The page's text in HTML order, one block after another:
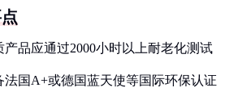
产品应通过2000小时以上耐老化测试
法国A+或德国蓝天使等国际环保认证